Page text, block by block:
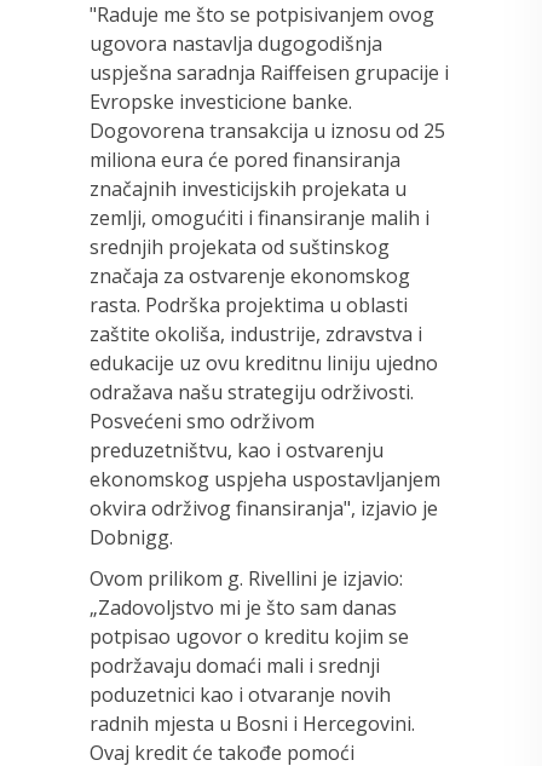
"Raduje me što se potpisivanjem ovog
ugovora nastavlja dugogodišnja
uspješna saradnja Raiffeisen grupacije i
Evropske investicione banke.
Dogovorena transakcija u iznosu od 25
miliona eura će pored finansiranja
značajnih investicijskih projekata u
zemlji, omogućiti i finansiranje malih i
srednjih projekata od suštinskog
značaja za ostvarenje ekonomskog
rasta. Podrška projektima u oblasti
zaštite okoliša, industrije, zdravstva i
edukacije uz ovu kreditnu liniju ujedno
odražava našu strategiju održivosti.
Posvećeni smo održivom
preduzetništvu, kao i ostvarenju
ekonomskog uspjeha uspostavljanjem
okvira održivog finansiranja", izjavio je
Dobnigg.
Ovom prilikom g. Rivellini je izjavio:
„Zadovoljstvo mi je što sam danas
potpisao ugovor o kreditu kojim se
podržavaju domaći mali i srednji
poduzetnici kao i otvaranje novih
radnih mjesta u Bosni i Hercegovini.
Ovaj kredit će takođe pomoći